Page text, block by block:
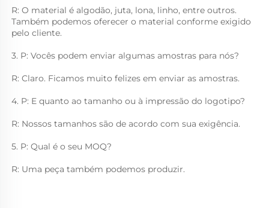
R: O material é algodão, juta, lona, linho, entre outros.
Também podemos oferecer o material conforme exigido
pelo cliente.
3. P: Vocês podem enviar algumas amostras para nós?
R: Claro. Ficamos muito felizes em enviar as amostras.
4. P: E quanto ao tamanho ou à impressão do logotipo?
R: Nossos tamanhos são de acordo com sua exigência.
5. P: Qual é o seu MOQ?
R: Uma peça também podemos produzir.